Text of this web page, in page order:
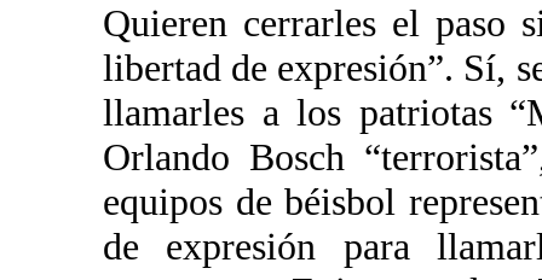
Quieren cerrarles el paso
libertad de expresión”. Sí,
llamarles a los patriotas
Orlando Bosch
equipos de béisbol
de expresión para